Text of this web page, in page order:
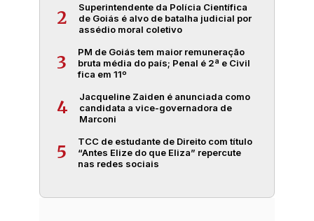
2
Superintendente da Polícia Científica
de Goiás é alvo de batalha judicial por
assédio moral coletivo
3
PM de Goiás tem maior remuneração
bruta média do país; Penal é 2ª e Civil
fica em 11º
4
Jacqueline Zaiden é anunciada como
candidata a vice-governadora de
Marconi
5
TCC de estudante de Direito com título
“Antes Elize do que Eliza” repercute
nas redes sociais